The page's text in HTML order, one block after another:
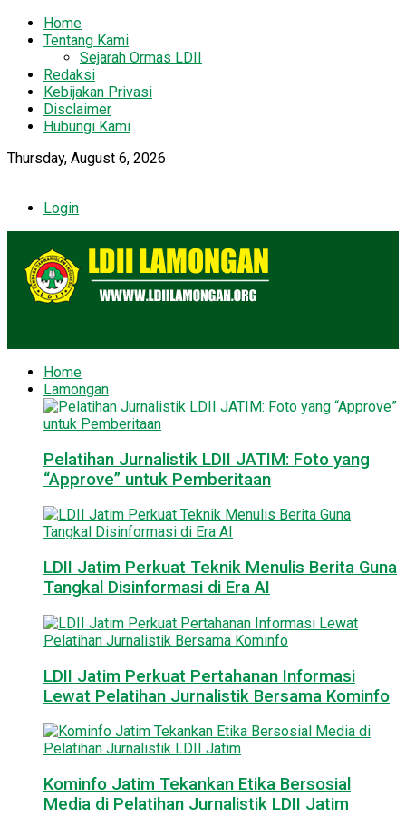
Home
Tentang Kami
Sejarah Ormas LDII
Redaksi
Kebijakan Privasi
Disclaimer
Hubungi Kami
Thursday, August 6, 2026
Login
Home
Lamongan
Pelatihan Jurnalistik LDII JATIM: Foto yang
“Approve” untuk Pemberitaan
LDII Jatim Perkuat Teknik Menulis Berita Guna
Tangkal Disinformasi di Era AI
LDII Jatim Perkuat Pertahanan Informasi
Lewat Pelatihan Jurnalistik Bersama Kominfo
Kominfo Jatim Tekankan Etika Bersosial
Media di Pelatihan Jurnalistik LDII Jatim